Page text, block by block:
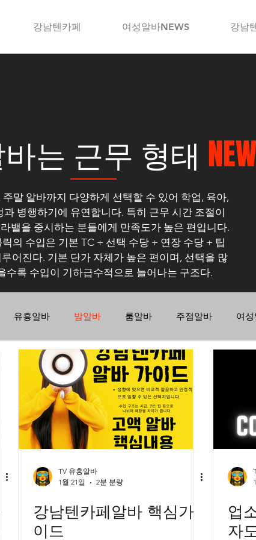
강남텐카페 여성알바NEWS 강남
는 근무 형태
주말 알바까지 다양하게 선택할 수 있어 학업, 육아,
과 병행하기에 유연합니다. 특히 근무 시간 조절이
밸을 중시하는 분들에게 만족도가 높은 편입니다.
의 수입은 기본 TC + 선택 수당 + 연장 수당 + 팁
어진다. 기본 단가 자체가 높은 편이며, 선택을 많
수록 수입이 기하급수적으로 늘어나는 구조다.
유흥알바 밤알바 룸알바 주점알바 여
바알바 텐카페 텐카페구인
텐카페알바 마사지알바 스웨디시구인 스웨디
TV 유흥알바
1월 21일
2분 분량
강남텐카페알바 핵심가
이드
업
자